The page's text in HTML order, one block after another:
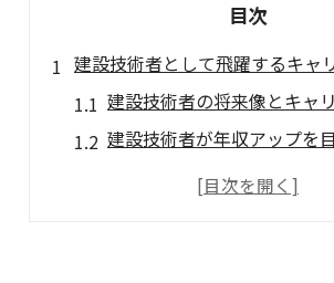
目次
建設技術者として飛躍するキャ
建設技術者の将来像とキャ
建設技術者が年収アップを
建設現場で必要な技術者ス